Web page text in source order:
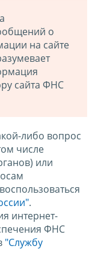
о
на сайте
сайта ФНС
либо вопрос
числе
или
.
интернет-
ФНС
"Службу